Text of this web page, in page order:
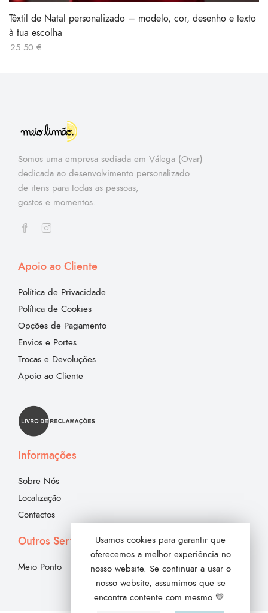
Têxtil de Natal personalizado – modelo, cor, desenho e texto
à tua escolha
25.50 €
Somos uma empresa sediada em Válega (Ovar)
dedicada ao desenvolvimento personalizado
de itens para todas as pessoas,
gostos e momentos.
Apoio ao Cliente
Política de Privacidade
Política de Cookies
Opções de Pagamento
Envios e Portes
Trocas e Devoluções
Apoio ao Cliente
Informações
Sobre Nós
Localização
Contactos
Outros Serviços
Meio Ponto
Usamos cookies para garantir que
oferecemos a melhor experiência no
nosso website. Se continuar a usar o
nosso website, assumimos que se
encontra contente com mesmo 💛.